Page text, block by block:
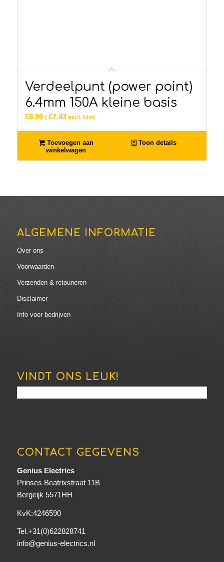
Verdeelpunt (power point)
6.4mm 150A kleine basis
€8.99 ( €7.43excl. btw)
Toevoegen aan
winkelwagen
Toon details
ALGEMENE INFORMATIE
Over ons
Voorwaarden
Verzenden & retouneren
Disclaimer
Info voor bedrijven
VINDT ONS LEUK!
CONTACT GEGEVENS
Genius Electrics
Prinses Beatrixstraat 11B
Bergeijk 5571HH
KvK:4246590
Tel.+31(0)622828741
info@genius-electrics.nl